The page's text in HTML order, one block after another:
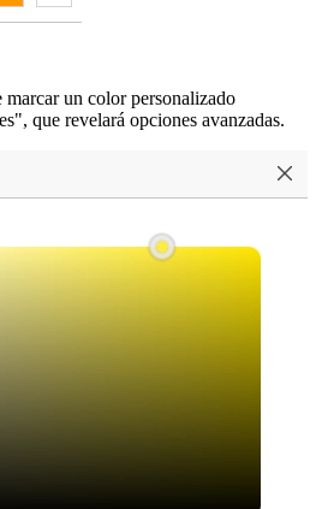
marcar un color personalizado
que revelará opciones avanzadas.